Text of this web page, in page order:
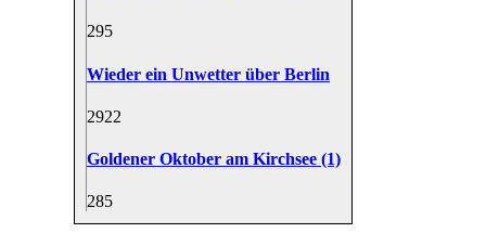
295
Wieder ein Unwetter über Berlin
2922
Goldener Oktober am Kirchsee (1)
285